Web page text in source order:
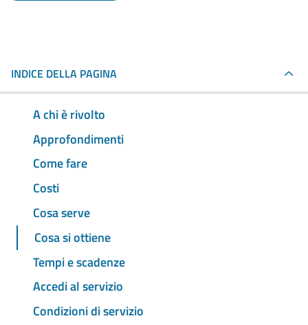
INDICE DELLA PAGINA
A chi è rivolto
Approfondimenti
Come fare
Costi
Cosa serve
Cosa si ottiene
Tempi e scadenze
Accedi al servizio
Condizioni di servizio